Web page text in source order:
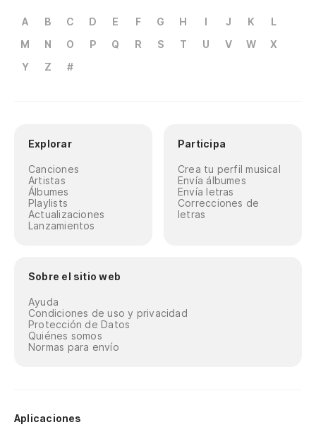
A B C D E F G H I J K
L
M
N O P Q R S T U V W
X
Y
Z #
Explorar
Canciones
Artistas
Álbumes
Playlists
Actualizaciones
Lanzamientos
Participa
Crea tu perfil musical
Envía álbumes
Envía letras
Correcciones de
letras
Sobre el sitio web
Ayuda
Condiciones de uso y privacidad
Protección de Datos
Quiénes somos
Normas para envío
Aplicaciones